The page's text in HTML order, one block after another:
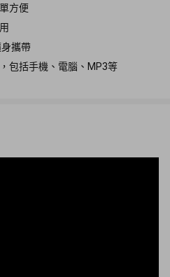
方便
攜帶
包括手機、電腦、MP3等